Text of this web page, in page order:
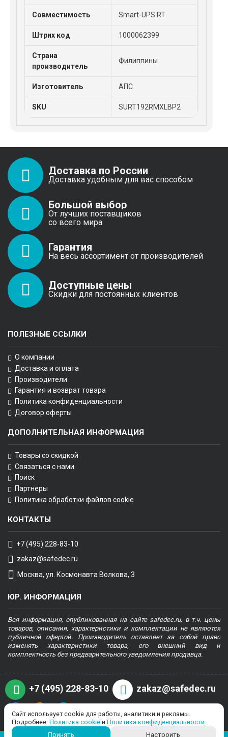
Совместимость Smart-UPS RT
Штрих код 1000062399
Страна
производитель
Филиппины
Изготовитель АПС
SKU SURT192RMXLBP2
Доставка по России
Доставка удобным для вас способом
Большой выбор
От лучших поставщиков
со всего мира
Гарантия
На весь ассортимент от производителей
Доступные цены
Скидки для постоянных клиентов
ПОЛЕЗНЫЕ ССЫЛКИ
О компании
Доставка и оплата
Производители
Гарантия и возврат товара
Политика конфиденциальности
Договор оферты
ДОПОЛНИТЕЛЬНАЯ ИНФОРМАЦИЯ
Товары со скидкой
Связаться с нами
Поиск
Партнеры
Политика обработки файлов cookie
КОНТАКТЫ
+7 (495) 228-83-10
zakaz@safedec.ru
Москва, ул. Космонавта Волкова, 3
ЮР. ИНФОРМАЦИЯ
Вся информация, опубликованная на сайте safedec.ru, в т.ч. цены
товаров, описания, характеристики и комплектации не являются
публичной офертой. Производитель оставляет за собой право
изменять характеристики товара, его внешний вид и
комплектность без предварительного уведомления продавца.
+7 (495) 228-83-10 zakaz@safedec.ru
Copyright © 2022, safedec.ru, все права защищены. Цена и информация,
Сайт использует cookie для работы, аналитики и рекламы.
Подробнее: Политика cookie и Политика конфиденциальности
Принять
Настроить